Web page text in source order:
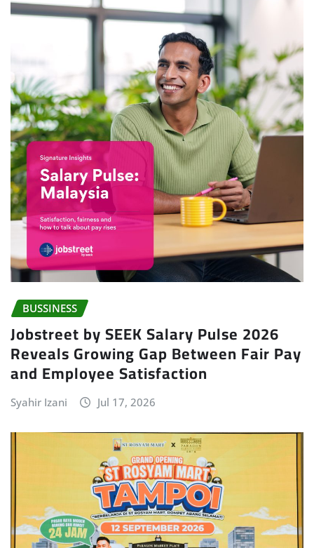
BUSSINESS
Jobstreet by SEEK Salary Pulse 2026
Reveals Growing Gap Between Fair Pay
and Employee Satisfaction
Syahir Izani Jul 17, 2026